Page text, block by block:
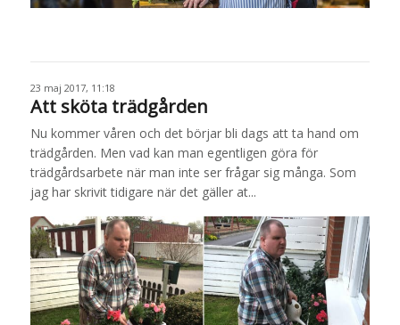
23 maj 2017, 11:18
Att sköta trädgården
Nu kommer våren och det börjar bli dags att ta hand om
trädgården. Men vad kan man egentligen göra för
trädgårdsarbete när man inte ser frågar sig många. Som
jag har skrivit tidigare när det gäller at...